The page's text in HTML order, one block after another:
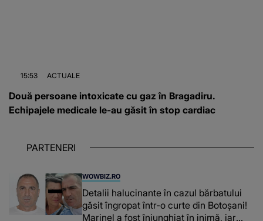
15:53 ACTUALE
Două persoane intoxicate cu gaz în Bragadiru.
Echipajele medicale le-au găsit în stop cardiac
PARTENERI
WOWBIZ.RO
Detalii halucinante în cazul bărbatului
găsit îngropat într-o curte din Botoșani!
Marinel a fost înjunghiat în inimă, iar